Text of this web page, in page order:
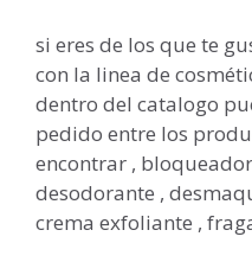
si eres de los que te
con la linea de
dentro del catalogo
pedido entre los
encontrar ,
desodorante ,
crema exfoliante ,